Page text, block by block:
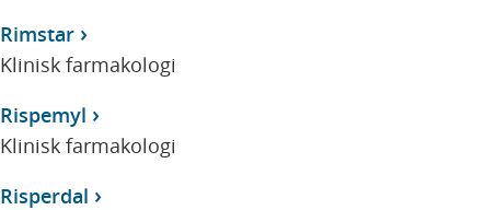
Rimstar
Klinisk farmakologi
Rispemyl
Klinisk farmakologi
Risperdal